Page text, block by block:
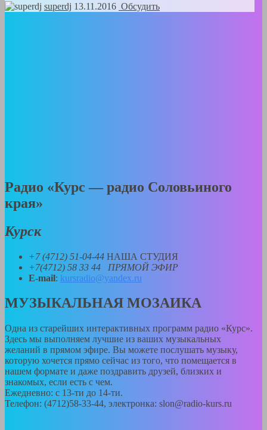
superdj 13.11.2016 Обсудить
Радио «Курс —радио Соловьиного
края»
Курск
+7 (4712) 51-04-44 НАША СТУДИЯ
+7(4712) 58 33 44 ПРЯМОЙ ЭФИР
E-mail: kursradio@yandex.ru
МУЗЫКАЛЬНАЯ МОЗАИКА
Одна из старейших интерактивных программ радио «Курс».
Здесь мы выполняем лучшие из ваших музыкальных
желаний в прямом эфире. Вы можете послушать музыку,
которую хочется прямо сейчас из того, что помещается в
нашем формате и даже поздравить друзей, близких и
знакомых, если есть с чем.
Ежедневно: с 13-ти до 14-ти.
Телефон: (4712)58-33-44, электронка: slon@radio-kurs.ru